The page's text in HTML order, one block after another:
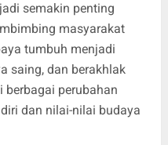
semakin penting
masyarakat
tumbuh menjadi
saing, dan berakhlak
berbagai perubahan
dan nilai-nilai budaya